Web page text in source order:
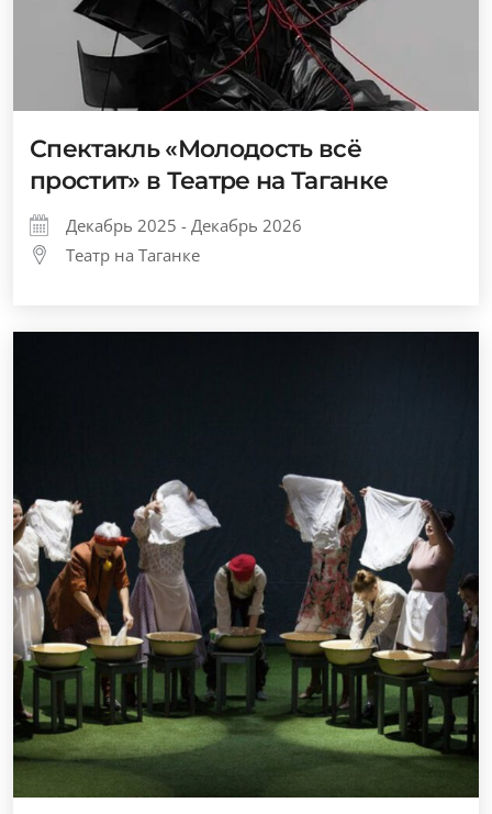
Спектакль «Молодость всё
простит» в Театре на Таганке
Декабрь 2025 - Декабрь 2026
Театр на Таганке